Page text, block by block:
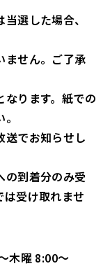
選した場合、
ません。ご了承
ります。紙での
でお知らせし
到着分のみ受
受け取れませ
木曜 8:00～